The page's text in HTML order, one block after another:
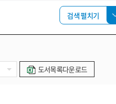
검색 펼치기
도서목록다운로드